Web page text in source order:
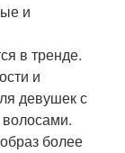
и
в тренде.
и
девушек с
более